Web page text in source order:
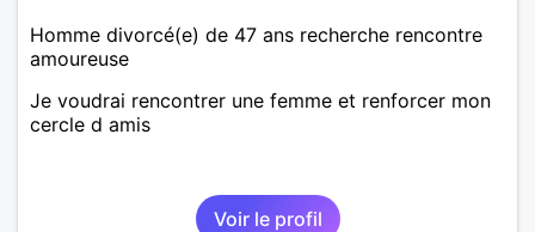
Homme divorcé(e) de 47 ans recherche rencontre
amoureuse
Je voudrai rencontrer une femme et renforcer mon
cercle d amis
Voir le profil